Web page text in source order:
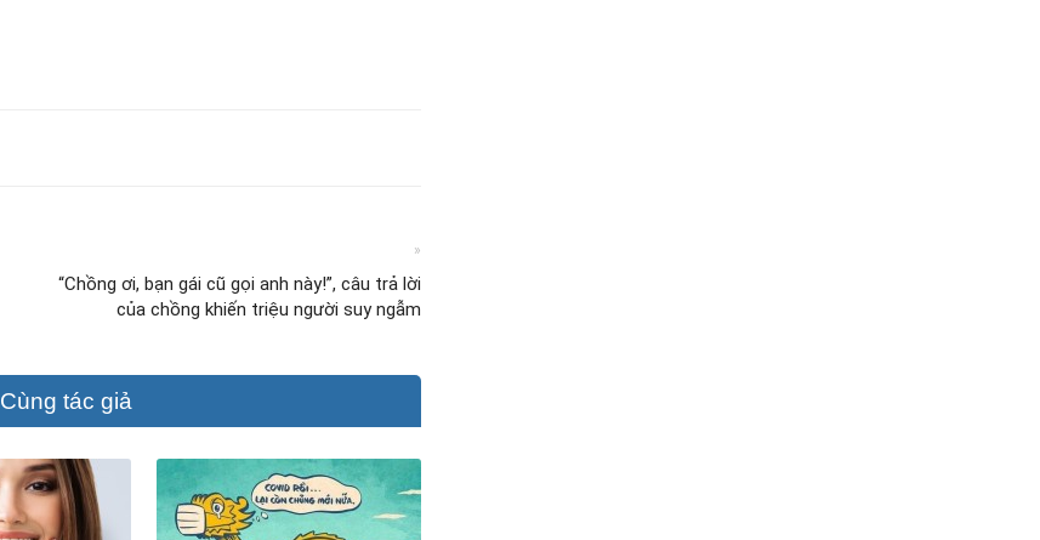
»
“Chồng ơi, bạn gái cũ gọi anh này!”, câu trả lời
của chồng khiến triệu người suy ngẫm
Cùng tác giả